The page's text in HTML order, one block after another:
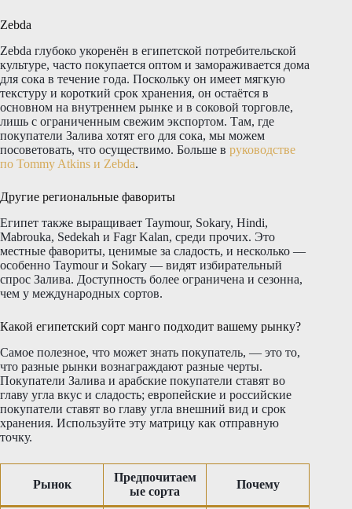
Zebda
Zebda глубоко укоренён в египетской потребительской
культуре, часто покупается оптом и замораживается дома
для сока в течение года. Поскольку он имеет мягкую
текстуру и короткий срок хранения, он остаётся в
основном на внутреннем рынке и в соковой торговле,
лишь с ограниченным свежим экспортом. Там, где
покупатели Залива хотят его для сока, мы можем
посоветовать, что осуществимо. Больше в руководстве
по Tommy Atkins и Zebda.
Другие региональные фавориты
Египет также выращивает Taymour, Sokary, Hindi,
Mabrouka, Sedekah и Fagr Kalan, среди прочих. Это
местные фавориты, ценимые за сладость, и несколько —
особенно Taymour и Sokary — видят избирательный
спрос Залива. Доступность более ограничена и сезонна,
чем у международных сортов.
Какой египетский сорт манго подходит вашему рынку?
Самое полезное, что может знать покупатель, — это то,
что разные рынки вознаграждают разные черты.
Покупатели Залива и арабские покупатели ставят во
главу угла вкус и сладость; европейские и российские
покупатели ставят во главу угла внешний вид и срок
хранения. Используйте эту матрицу как отправную
точку.
Рынок
Предпочитаем
ые сорта
Почему